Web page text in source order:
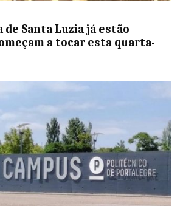
de Santa Luzia já estão
a tocar esta quarta-